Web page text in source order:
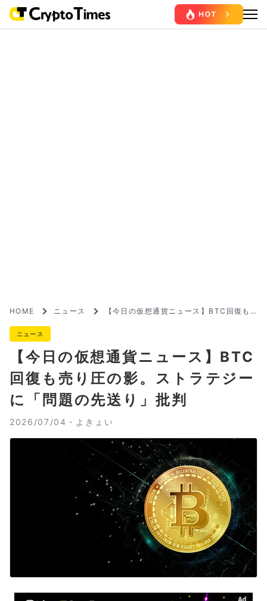
HOME ニュース
【今日の仮想通貨ニュース】BTC回復も
ニュース
【今日の仮想通貨ニュース】BTC
回復も売り圧の影。ストラテジー
に「問題の先送り」批判
2026/07/04・ よきょい